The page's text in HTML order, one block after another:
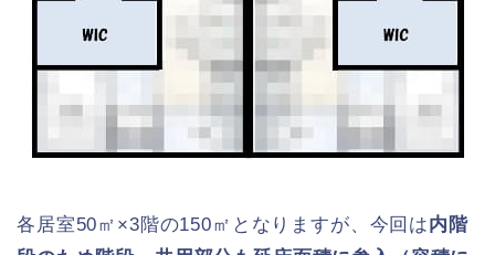
各居室50㎡×3階の150㎡となりますが、今回は内階